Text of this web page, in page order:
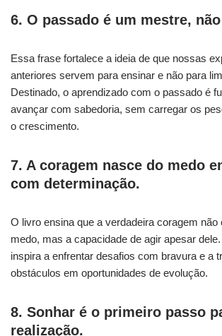
6. O passado é um mestre,
Essa frase fortalece a ideia de que nossas
anteriores servem para ensinar e não para
Destinado, o aprendizado com o passado é
avançar com sabedoria, sem carregar os
o crescimento.
7. A coragem nasce do medo
com determinação.
O livro ensina que a verdadeira coragem não
medo, mas a capacidade de agir apesar
inspira a enfrentar desafios com bravura e a
obstáculos em oportunidades de evolução.
8. Sonhar é o primeiro passo
realização.